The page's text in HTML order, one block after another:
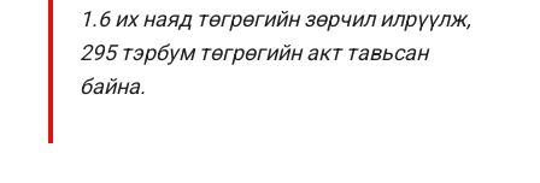
1.6 их наяд төгрөгийн зөрчил илрүүлж,
295 тэрбум төгрөгийн акт тавьсан
байна.